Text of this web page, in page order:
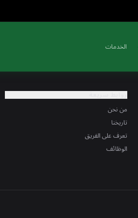
الخدمات
من نحن
تاريخنا
تعرف على الفريق
الوظائف